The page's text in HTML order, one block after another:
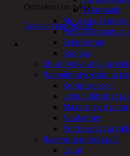
Ostoskori on tyhjä.
Takaisin kauppaan
Talomaalit
Muuraus,
Pensselit telat ja
Sekoittimet
Suojaus
Muut työkalut ja
Paineilmatyökalut ja
Kompressorit
Letkut, liittimet ja
Maaliruiskut ja
Naulaimet
Pulttipyssyt ja
Rakennusmateriaalit
Listat